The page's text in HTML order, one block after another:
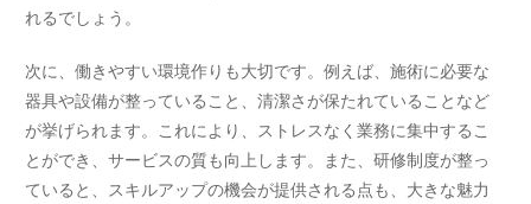
れるでしょう。
次に、働きやすい環境作りも大切です。例えば、施術に必要な
器具や設備が整っていること、清潔さが保たれていることなど
が挙げられます。これにより、ストレスなく業務に集中するこ
とができ、サービスの質も向上します。また、研修制度が整っ
ていると、スキルアップの機会が提供される点も、大きな魅力